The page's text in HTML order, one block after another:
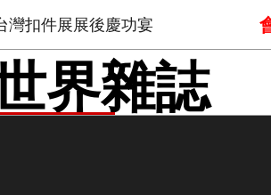
灣扣件展展後慶功宴
界雜誌